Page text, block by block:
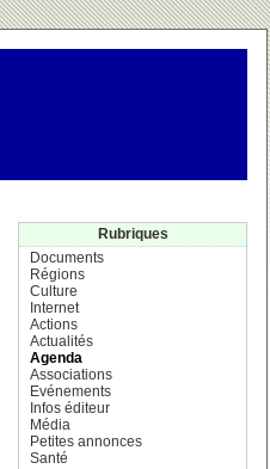
Rubriques
Documents
Régions
Culture
Internet
Actions
Actualités
Agenda
Associations
Evénements
Infos éditeur
Média
Petites annonces
Santé